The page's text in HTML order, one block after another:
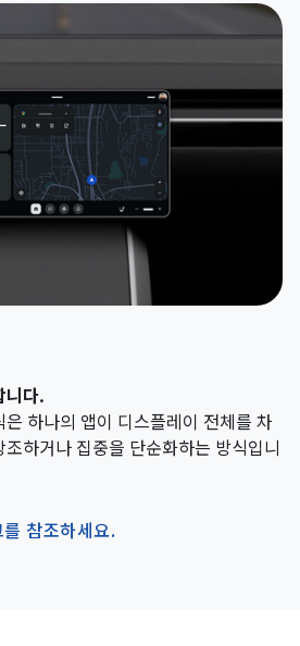
니다.
하나의 앱이 디스플레이 전체를 차
하거나 집중을 단순화하는 방식입니
참조하세요.